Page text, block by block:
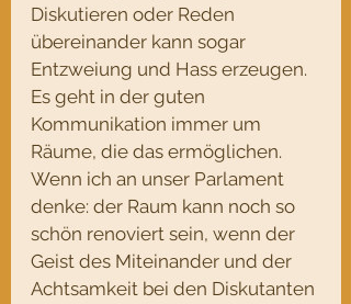
Diskutieren oder Reden
übereinander kann sogar
Entzweiung und Hass erzeugen.
Es geht in der guten
Kommunikation immer um
Räume, die das ermöglichen.
Wenn ich an unser Parlament
denke: der Raum kann noch so
schön renoviert sein, wenn der
Geist des Miteinander und der
Achtsamkeit bei den Diskutanten